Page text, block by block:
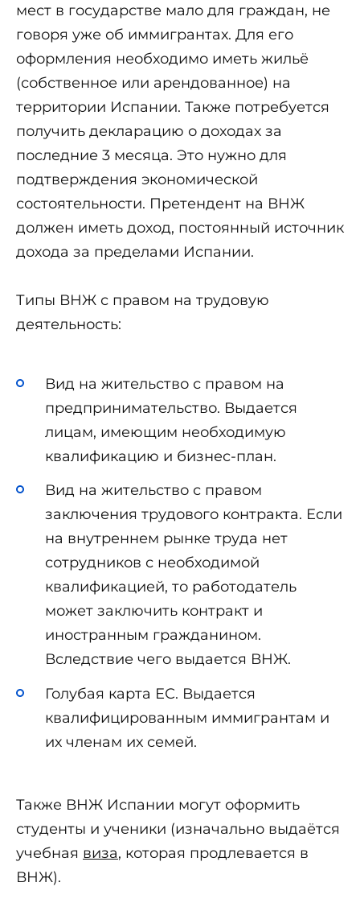
мест в государстве мало для граждан, не
говоря уже об иммигрантах. Для его
оформления необходимо иметь жильё
(собственное или арендованное) на
территории Испании. Также потребуется
получить декларацию о доходах за
последние 3 месяца. Это нужно для
подтверждения экономической
состоятельности. Претендент на ВНЖ
должен иметь доход, постоянный источник
дохода за пределами Испании.
Типы ВНЖ с правом на трудовую
деятельность:
Вид на жительство с правом на
предпринимательство. Выдается
лицам, имеющим необходимую
квалификацию и бизнес-план.
Вид на жительство с правом
заключения трудового контракта. Если
на внутреннем рынке труда нет
сотрудников с необходимой
квалификацией, то работодатель
может заключить контракт и
иностранным гражданином.
Вследствие чего выдается ВНЖ.
Голубая карта ЕС. Выдается
квалифицированным иммигрантам и
их членам их семей.
Также ВНЖ Испании могут оформить
студенты и ученики (изначально выдаётся
учебная виза, которая продлевается в
ВНЖ).